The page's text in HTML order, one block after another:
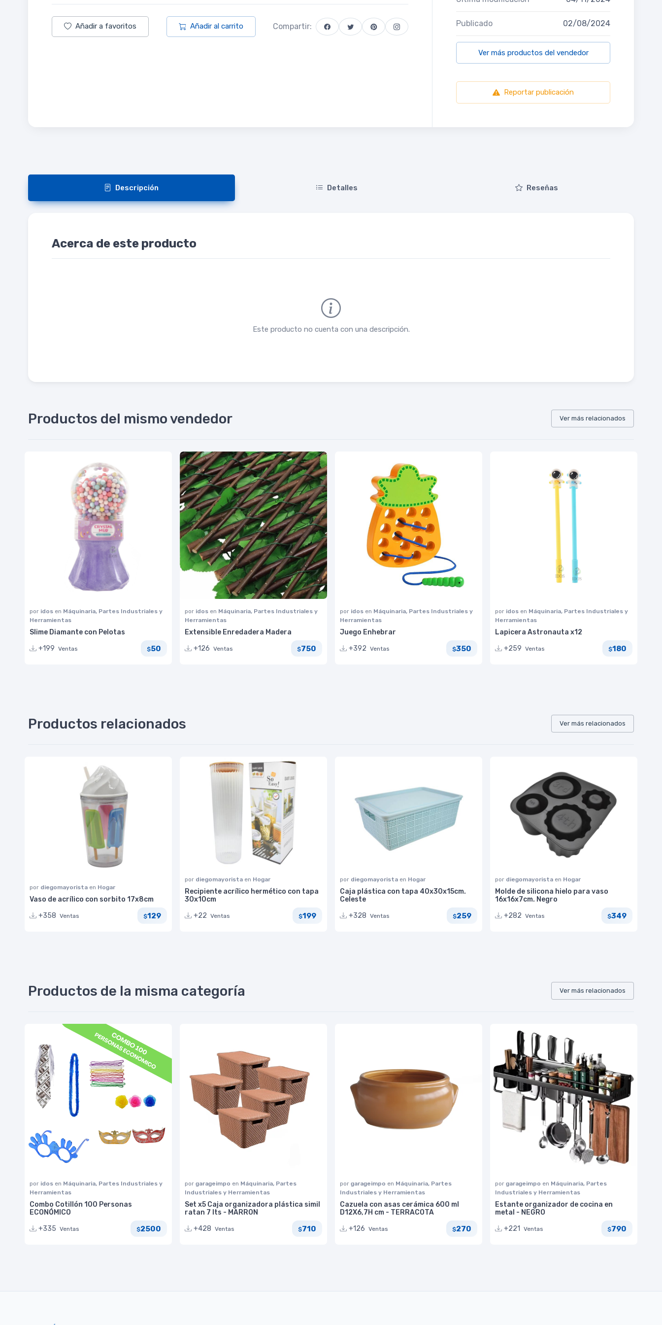
Añadir a favoritos Añadir al carrito Compartir: Publicado 02/08/2024
Ver más productos del vendedor
Reportar publicación
Descripción Detalles Reseñas
Acerca de este producto
Este producto no cuenta con una descripción.
Productos del mismo vendedor Ver más relacionados
por idos en Máquinaria, Partes Industriales y
Herramientas
Slime Diamante con Pelotas
+199 Ventas $50
por idos en Máquinaria, Partes Industriales y
Herramientas
Extensible Enredadera Madera
+126 Ventas $750
por idos en Máquinaria, Partes Industriales y
Herramientas
Juego Enhebrar
+392 Ventas $350
por idos en Máquinaria, Partes Industriales y
Herramientas
Lapicera Astronauta x12
+259 Ventas $180
Productos relacionados Ver más relacionados
por diegomayorista en Hogar
Vaso de acrílico con sorbito 17x8cm
+358 Ventas $129
por diegomayorista en Hogar
Recipiente acrílico hermético con tapa
30x10cm
+22 Ventas $199
por diegomayorista en Hogar
Caja plástica con tapa 40x30x15cm.
Celeste
+328 Ventas $259
por diegomayorista en Hogar
Molde de silicona hielo para vaso
16x16x7cm. Negro
+282 Ventas $349
Productos de la misma categoría Ver más relacionados
por idos en Máquinaria, Partes Industriales y
Herramientas
Combo Cotillón 100 Personas
ECONÓMICO
+335 Ventas $2500
por garageimpo en Máquinaria, Partes
Industriales y Herramientas
Set x5 Caja organizadora plástica simil
ratan 7 lts - MARRON
+428 Ventas $710
por garageimpo en Máquinaria, Partes
Industriales y Herramientas
Cazuela con asas cerámica 600 ml
D12X6,7H cm - TERRACOTA
+126 Ventas $270
por garageimpo en Máquinaria, Partes
Industriales y Herramientas
Estante organizador de cocina en
metal - NEGRO
+221
Ventas $790